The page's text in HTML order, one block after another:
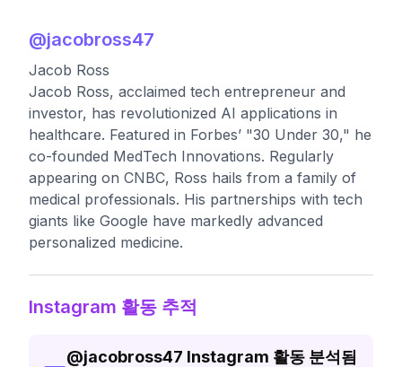
@jacobross47
Jacob Ross
Jacob Ross, acclaimed tech entrepreneur and
investor, has revolutionized AI applications in
healthcare. Featured in Forbes’ "30 Under 30," he
co-founded MedTech Innovations. Regularly
appearing on CNBC, Ross hails from a family of
medical professionals. His partnerships with tech
giants like Google have markedly advanced
personalized medicine.
Instagram 활동 추적
@jacobross47 Instagram 활동 분석됨